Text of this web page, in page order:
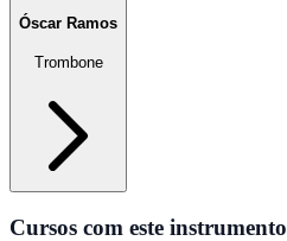
Óscar Ramos
Trombone
Cursos com este instrumento